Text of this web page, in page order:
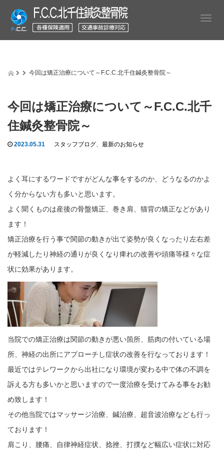
T
g
v
今回は矯正治療について～F.C.C.北千住鍼灸整骨院～
今回は矯正治療について～F.C.C.北千
住鍼灸整骨院～
2023.05.31 スタッフブログ、 最新のお知らせ
よく耳にするワードですがどんな事をするのか、どうなるのかよ
く分からない方も多いと思います。
よく聞くものは産後の骨盤矯正、巻き肩、猫背の矯正などがあり
ます！
矯正治療を行う事で関節の動きが出て姿勢が良くなったり左右差
が軽減したり神経の通りが良くなり痺れの改善や頭痛等様々な症
状に効果があります。
当院での矯正治療は関節の動きが悪い箇所、筋肉の付いている場
所、神経の出所にアプローチし症状の改善を行なっております！
最近ではテレワークから出社になり環境が変わる中で体の不調を
訴える方も多いかと思いますので一度治療を受けてみる事をお勧
め致します！
その他当院ではマッサージ治療、鍼治療、超音波治療なども行っ
ております！
肩こり、腰痛、自律神経症状、捻挫、打撲など幅広い症状に対応